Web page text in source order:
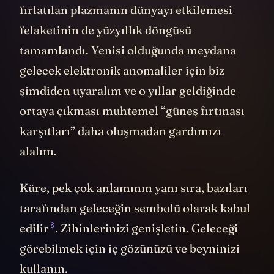
fırlatılan plazmanın dünyayı etkilemesi
felaketinin de yüzyıllık döngüsü
tamamlandı. Yenisi olduğunda meydana
gelecek elektronik anomaliler için biz
şimdiden uyaralım ve o yıllar geldiğinde
ortaya çıkması muhtemel “güneş fırtınası
karşıtları” daha oluşmadan gardımızı
alalım.
Küre, pek çok anlamının yanı sıra, bazıları
tarafından geleceğin sembolü olarak kabul
edilir8. Zihinlerinizi genişletin. Geleceği
görebilmek için iç gözünüzü ve beyninizi
kullanın.